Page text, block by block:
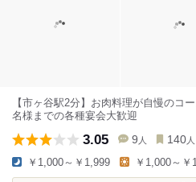
【市ヶ谷駅2分】お肉料理が自慢のコ
名様までの各種宴会大歓迎
3.05 9 人 140 人
￥1,000～￥1,999 ￥1,000～￥